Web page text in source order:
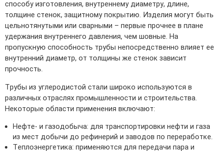
способу изготовления, внутреннему диаметру, длине,
толщине стенок, защитному покрытию. Изделия могут быть
цельнотянутыми или сварными – первые прочнее в плане
удержания внутреннего давления, чем шовные. На
пропускную способность трубы непосредственно влияет ее
внутренний диаметр, от толщины же стенок зависит
прочность.
Трубы из углеродистой стали широко используются в
различных отраслях промышленности и строительства.
Некоторые области применения включают:
Нефте- и газодобыча: для транспортировки нефти и газа
из мест добычи до рефинерий и заводов по переработке.
Теплоэнергетика: применяются для передачи пара и